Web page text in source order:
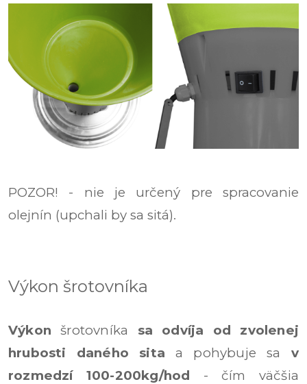
POZOR! - nie je určený pre spracovanie
olejnín (upchali by sa sitá).
Výkon šrotovníka
Výkon šrotovníka sa odvíja od zvolenej
hrubosti daného sita a pohybuje sa v
rozmedzí 100-200kg/hod - čím väčšia